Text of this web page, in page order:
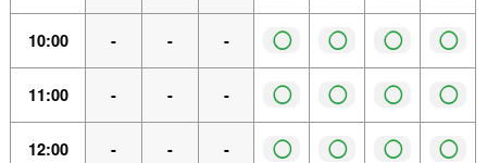
10:00 - - - ◯ ◯ ◯ ◯
11:00 - - - ◯ ◯ ◯ ◯
12:00 - - - ◯ ◯ ◯ ◯